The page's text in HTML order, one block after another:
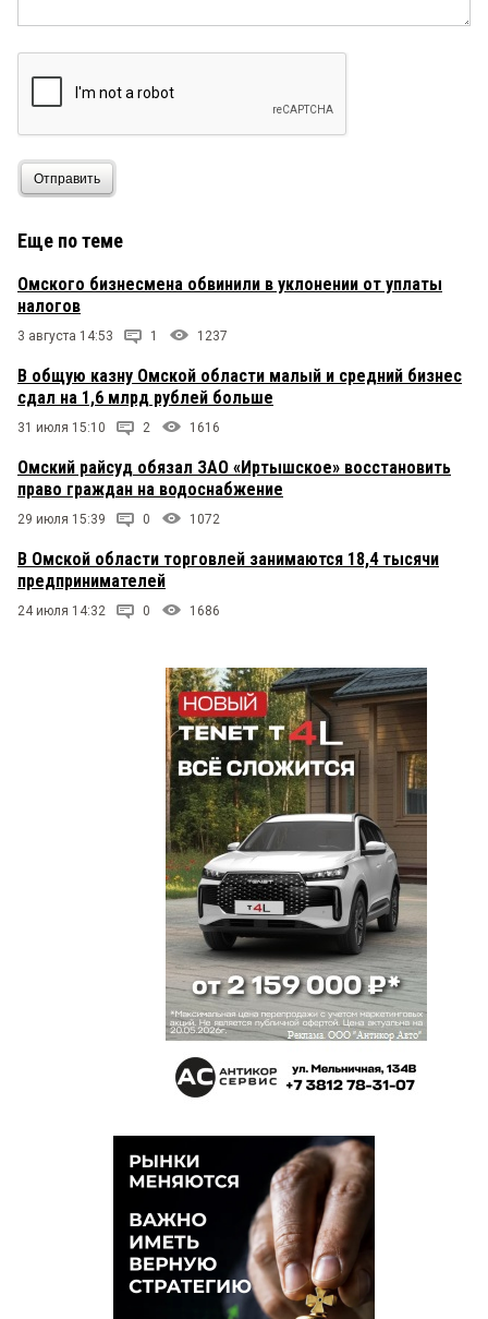
Отправить
Еще по теме
Омского бизнесмена обвинили в уклонении от уплаты
налогов
3 августа 14:53 1 1237
В общую казну Омской области малый и средний бизнес
сдал на 1,6 млрд рублей больше
31 июля 15:10 2 1616
Омский райсуд обязал ЗАО «Иртышское» восстановить
право граждан на водоснабжение
29 июля 15:39 0 1072
В Омской области торговлей занимаются 18,4 тысячи
предпринимателей
24 июля 14:32 0 1686